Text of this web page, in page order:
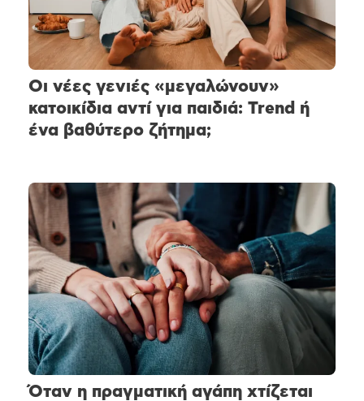
Οι νέες γενιές «μεγαλώνουν»
κατοικίδια αντί για παιδιά: Trend ή
ένα βαθύτερο ζήτημα;
Όταν η πραγματική αγάπη χτίζεται